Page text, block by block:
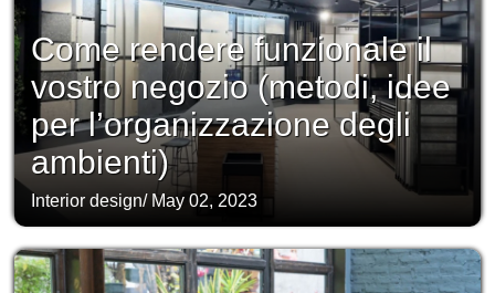
Come rendere funzionale il
vostro negozio (metodi, idee
per l’organizzazione degli
ambienti)
Interior design/ May 02, 2023